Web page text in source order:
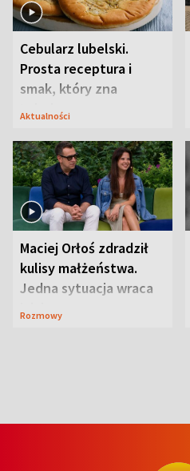
Cebularz lubelski.
Prosta receptura i
smak, który zna
Lubelszczyzna
Aktualności
Maciej Orłoś zdradził
kulisy małżeństwa.
Jedna sytuacja wraca
jak bumerang
Rozmowy